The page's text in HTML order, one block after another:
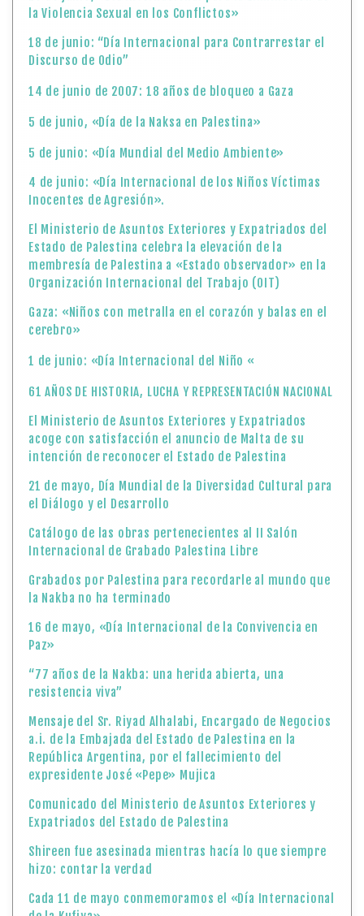
la Violencia Sexual en los Conflictos»
18 de junio: “Día Internacional para Contrarrestar el
Discurso de Odio”
14 de junio de 2007: 18 años de bloqueo a Gaza
5 de junio, «Día de la Naksa en Palestina»
5 de junio: «Día Mundial del Medio Ambiente»
4 de junio: «Día Internacional de los Niños Víctimas
Inocentes de Agresión».
El Ministerio de Asuntos Exteriores y Expatriados del
Estado de Palestina celebra la elevación de la
membresía de Palestina a «Estado observador» en la
Organización Internacional del Trabajo (OIT)
Gaza: «Niños con metralla en el corazón y balas en el
cerebro»
1 de junio: «Día Internacional del Niño «
61 AÑOS DE HISTORIA, LUCHA Y REPRESENTACIÓN NACIONAL
El Ministerio de Asuntos Exteriores y Expatriados
acoge con satisfacción el anuncio de Malta de su
intención de reconocer el Estado de Palestina
21 de mayo, Día Mundial de la Diversidad Cultural para
el Diálogo y el Desarrollo
Catálogo de las obras pertenecientes al II Salón
Internacional de Grabado Palestina Libre
Grabados por Palestina para recordarle al mundo que
la Nakba no ha terminado
16 de mayo, «Día Internacional de la Convivencia en
Paz»
“77 años de la Nakba: una herida abierta, una
resistencia viva”
Mensaje del Sr. Riyad Alhalabi, Encargado de Negocios
a.i. de la Embajada del Estado de Palestina en la
República Argentina, por el fallecimiento del
expresidente José «Pepe» Mujica
Comunicado del Ministerio de Asuntos Exteriores y
Expatriados del Estado de Palestina
Shireen fue asesinada mientras hacía lo que siempre
hizo: contar la verdad
Cada 11 de mayo conmemoramos el «Día Internacional